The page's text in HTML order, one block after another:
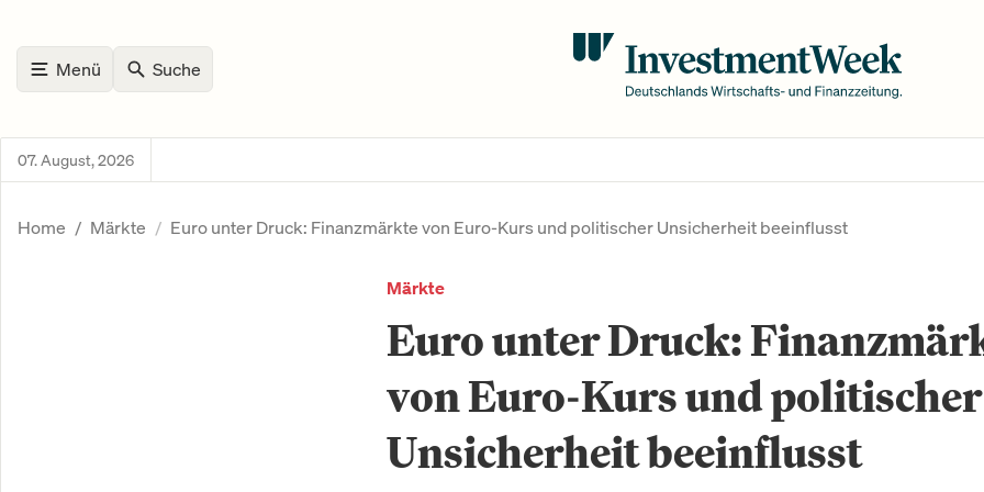
Menü Suche
07. August, 2026
Home Märkte Euro unter Druck: Finanzmärkte von Euro-Kurs und politischer Unsicherheit beeinflusst
Märkte
Euro unter Druck:
von Euro-Kurs und politischer
Unsicherheit beeinflusst